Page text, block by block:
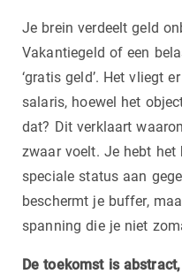
Je brein verdeelt geld
Vakantiegeld of een
‘gratis geld’. Het vliegt
salaris, hoewel het
dat? Dit verklaart
zwaar voelt. Je hebt het
speciale status aan
beschermt je buffer,
spanning die je niet
De toekomst is